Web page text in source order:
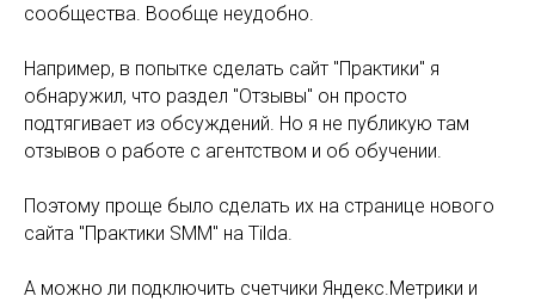
сообщества. Вообще неудобно.
Например, в попытке сделать сайт "Практики" я
обнаружил, что раздел "Отзывы" он просто
подтягивает из обсуждений. Но я не публикую там
отзывов о работе с агентством и об обучении.
Поэтому проще было сделать их на странице нового
сайта "Практики SMM" на Tilda.
А можно ли подключить счетчики Яндекс.Метрики и